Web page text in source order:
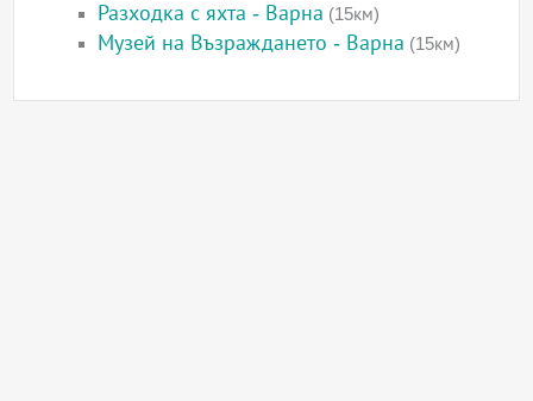
Разходка с яхта - Варна (15км)
Музей на Възраждането - Варна (15км)